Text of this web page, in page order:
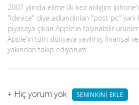
2007 yılında elime ilk kez aldığım
"idevice" diye adlandırılan "post pc" yani
piyasaya çıkan Apple'ın taşınabilir
Apple'ın tüm dünyaya yayılmış finansal
yakından takip ediyorum.
+ Hiç yorum yok SENINKINI EKLE